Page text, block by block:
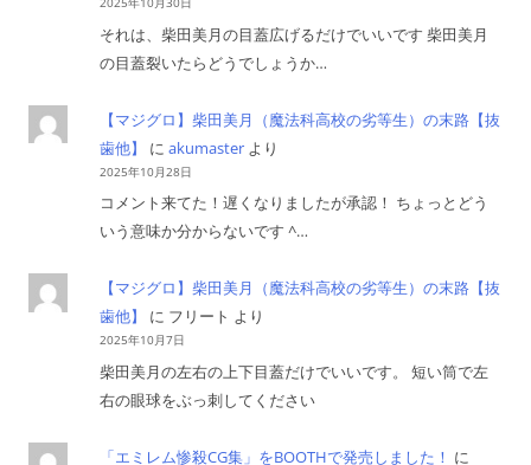
それは、柴田美月の目蓋広げるだけでいいです 柴田美月
の目蓋裂いたらどうでしょうか…
【マジグロ】柴田美月（魔法科高校の劣等生）の末路【抜
歯他】
に akumaster より
2025年10月28日
コメント来てた！遅くなりましたが承認！ ちょっとどう
いう意味か分からないです ^…
【マジグロ】柴田美月（魔法科高校の劣等生）の末路【抜
歯他】
に フリート より
2025年10月7日
柴田美月の左右の上下目蓋だけでいいです。 短い筒で左
右の眼球をぶっ刺してください
「エミレム惨殺CG集」をBOOTHで発売しました！ に